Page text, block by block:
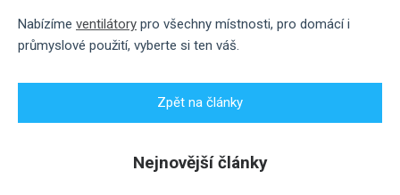
Nabízíme ventilátory pro všechny místnosti, pro domácí i
průmyslové použití, vyberte si ten váš.
Zpět na články
Nejnovější články